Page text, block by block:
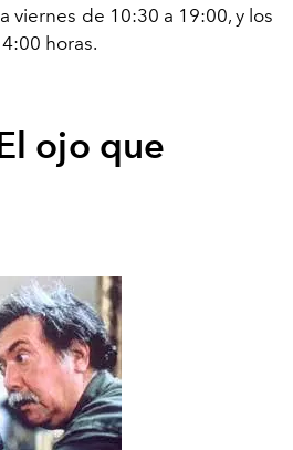
viernes de 10:30 a 19:00, y los
horas.
ojo que